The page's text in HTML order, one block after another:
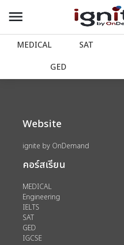
account_balance หน้าแรก
เว็บไซต์อิกไนท์
import_contacts วางแผนการเรียน
account_circle เข้าสู่ระบบ
assignment ลงทะเบียน
menu
MEDICAL SAT
GED
We could not find
Website
ignite by OnDemand
คอร์สเรียน
MEDICAL
Engineering
IELTS
SAT
GED
IGCSE